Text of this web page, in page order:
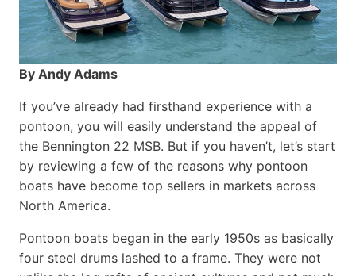
By Andy Adams
If you’ve already had firsthand experience with a
pontoon, you will easily understand the appeal of
the Bennington 22 MSB. But if you haven’t, let’s start
by reviewing a few of the reasons why pontoon
boats have become top sellers in markets across
North America.
Pontoon boats began in the early 1950s as basically
four steel drums lashed to a frame. They were not